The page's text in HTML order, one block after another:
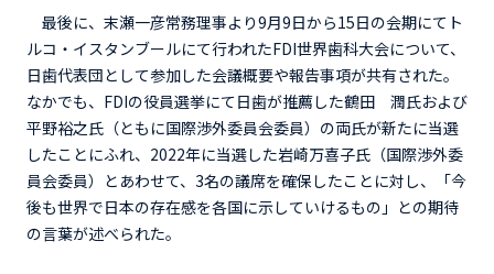
最後に、末瀬一彦常務理事より9月9日から15日の会期にてト
ルコ・イスタンブールにて行われたFDI世界歯科大会について、
日歯代表団として参加した会議概要や報告事項が共有された。
なかでも、FDIの役員選挙にて日歯が推薦した鶴田 潤氏および
平野裕之氏（ともに国際渉外委員会委員）の両氏が新たに当選
したことにふれ、2022年に当選した岩崎万喜子氏（国際渉外委
員会委員）とあわせて、3名の議席を確保したことに対し、「今
後も世界で日本の存在感を各国に示していけるもの」との期待
の言葉が述べられた。